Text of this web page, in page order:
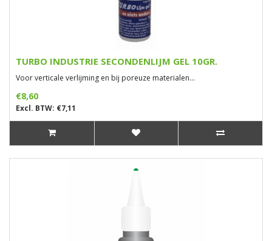
TURBO INDUSTRIE SECONDENLIJM GEL 10GR.
Voor verticale verlijming en bij poreuze materialen...
€8,60
Excl. BTW: €7,11